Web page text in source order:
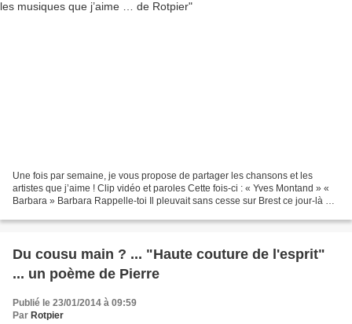
Une fois par semaine, je vous propose de partager les chansons et les
artistes que j’aime ! Clip vidéo et paroles Cette fois-ci : « Yves Montand » «
Barbara » Barbara Rappelle-toi Il pleuvait sans cesse sur Brest ce jour-là Et
Du cousu main ? ... "Haute couture de l'esprit"
... un poème de Pierre
Publié le 23/01/2014 à 09:59
Par Rotpier